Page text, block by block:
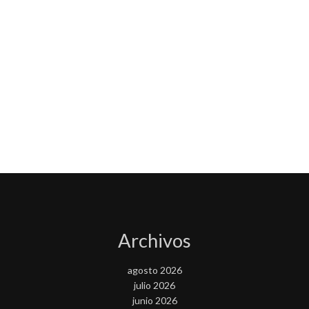
Archivos
agosto 2026
julio 2026
junio 2026